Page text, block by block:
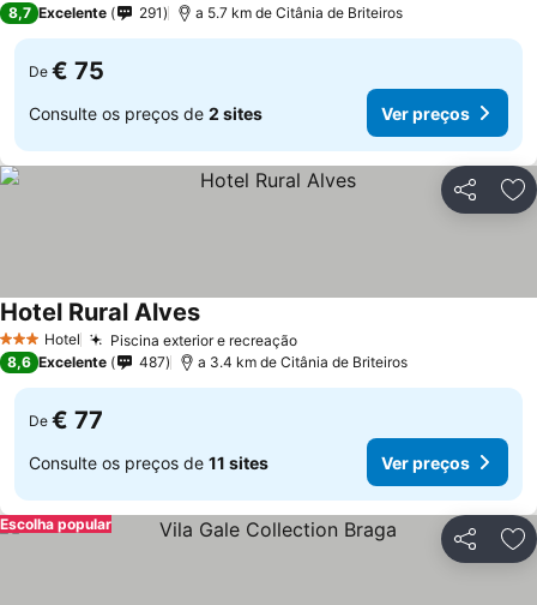
8,7 Excelente 291 a 5.7 km de Citânia de Briteiros
De € 75
Consulte os preços de 2 sites Ver preços
Partilhar
3 EstrelasHotel Piscina exterior e recreação
Hotel Rural Alves
8,6 Excelente 487 a 3.4 km de Citânia de Briteiros
De € 77
Consulte os preços de 11 sites Ver preços
Partilhar
Escolha popular